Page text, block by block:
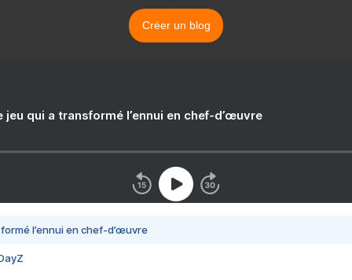
Créer un blog
jeu qui a transformé l’ennui en chef-d’œuvre
l’ennui en chef-d’œuvre